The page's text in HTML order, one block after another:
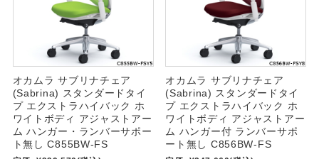
オカムラ サブリナチェア
(Sabrina) スタンダードタイ
プ エクストラハイバック ホ
ワイトボディ アジャストアー
ム ハンガー・ランバーサポー
ト無し C855BW-FS
オカムラ サブリナチェア
(Sabrina) スタンダードタイ
プ エクストラハイバック ホ
ワイトボディ アジャストアー
ム ハンガー付 ランバーサポ
ート無し C856BW-FS